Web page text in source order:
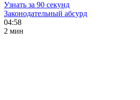
Узнать за 90 секунд
Законодательный абсурд
04:58
2 мин